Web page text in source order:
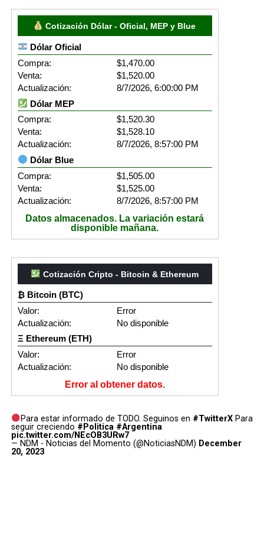
Cotización Dólar - Oficial, MEP y Blue
Dólar Oficial
Compra:
$1,470.00
Venta:
$1,520.00
Actualización:
8/7/2026, 6:00:00 PM
Dólar MEP
Compra:
$1,520.30
Venta:
$1,528.10
Actualización:
8/7/2026, 8:57:00 PM
Dólar Blue
Compra:
$1,505.00
Venta:
$1,525.00
Actualización:
8/7/2026, 8:57:00 PM
Datos almacenados. La variación estará
disponible mañana.
Cotización Cripto - Bitcoin & Ethereum
₿ Bitcoin (BTC)
Valor:
Error
Actualización:
No disponible
Ξ Ethereum (ETH)
Valor:
Error
Actualización:
No disponible
Error al obtener datos.
Para estar informado de TODO. Seguinos en #TwitterX Para
seguir creciendo #Politica #Argentina
pic.twitter.com/NEcOB3URw7
— NDM - Noticias del Momento (@NoticiasNDM) December
20, 2023